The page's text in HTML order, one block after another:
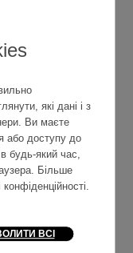
які дані і з
Ви маєте
або доступу до
будь-який час,
Більше
конфіденційності.
ВСІ